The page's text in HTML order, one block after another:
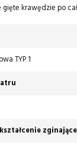
krawędzie po
TYP 1
zginające